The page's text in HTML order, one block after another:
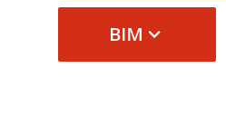
BIM